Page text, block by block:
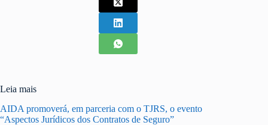
Leia mais
AIDA promoverá, em parceria com o TJRS, o evento
“Aspectos Jurídicos dos Contratos de Seguro”